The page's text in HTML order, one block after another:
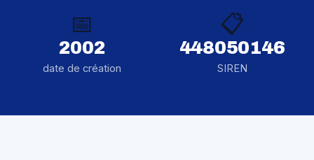
📅
2002
date de création
📋
448050146
SIREN